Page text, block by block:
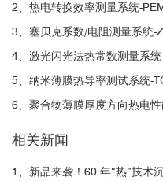
2、热电转换效率测量系统-
3、塞贝克系数/电阻测量系统-
4、激光闪光法热常数测量系统
5、纳米薄膜热导率测试系统-
6、聚合物薄膜厚度方向热电
相关新闻
1、新品来袭！60 年“热”技术